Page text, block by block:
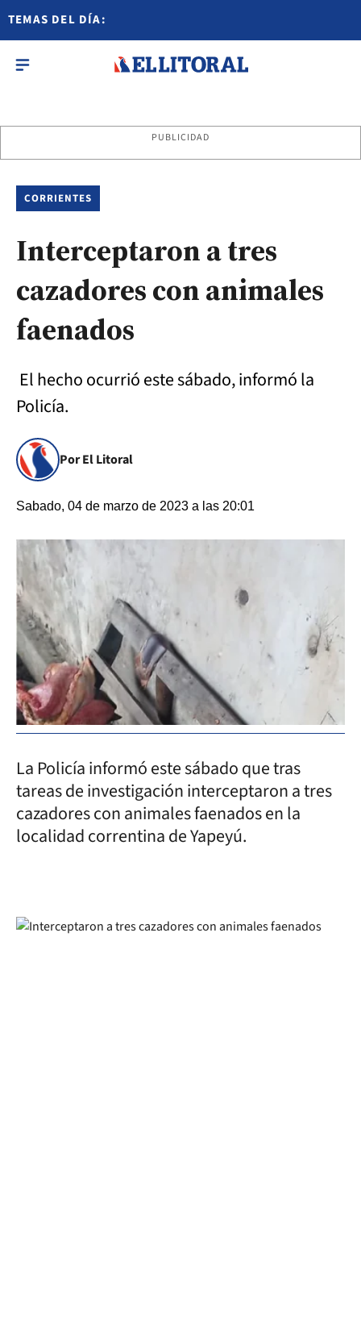
TEMAS DEL DÍA:
PUBLICIDAD
CORRIENTES
Interceptaron a tres
cazadores con animales
faenados
El hecho ocurrió este sábado, informó la
Policía.
Por El Litoral
Sabado, 04 de marzo de 2023 a las 20:01
La Policía informó este sábado que tras
tareas de investigación interceptaron a tres
cazadores con animales faenados en la
localidad correntina de Yapeyú.